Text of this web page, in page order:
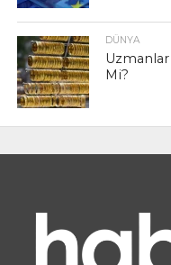
DÜNYA
Mi?